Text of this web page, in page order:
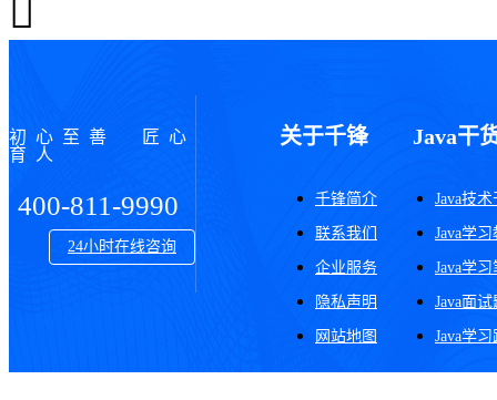
初心至善 匠心
育人
400-811-9990
24小时在线咨询
关于千锋
千锋简介
联系我们
企业服务
隐私声明
网站地图
Java干
Java技
Java学
Java学
Java面
Java学